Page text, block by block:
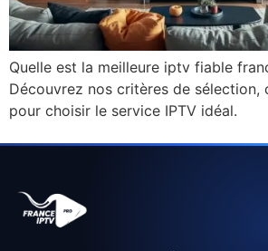
Quelle est la meilleure iptv fiable
Découvrez nos critères de sélection,
pour choisir le service IPTV idéal.